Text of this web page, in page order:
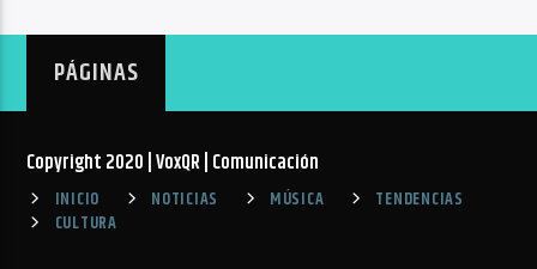
PÁGINAS
Copyright 2020 | VoxQR | Comunicación
INICIO NOTICIAS MÚSICA
TENDENCIAS
CULTURA